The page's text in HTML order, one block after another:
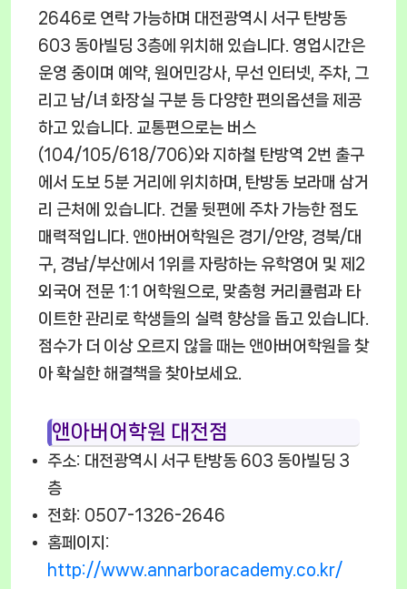
2646로 연락 가능하며 대전광역시 서구 탄방동
603 동아빌딩 3층에 위치해 있습니다. 영업시간은
운영 중이며 예약, 원어민강사, 무선 인터넷, 주차, 그
리고 남/녀 화장실 구분 등 다양한 편의옵션을 제공
하고 있습니다. 교통편으로는 버스
(104/105/618/706)와 지하철 탄방역 2번 출구
에서 도보 5분 거리에 위치하며, 탄방동 보라매 삼거
리 근처에 있습니다. 건물 뒷편에 주차 가능한 점도
매력적입니다. 앤아버어학원은 경기/안양, 경북/대
구, 경남/부산에서 1위를 자랑하는 유학영어 및 제2
외국어 전문 1:1 어학원으로, 맞춤형 커리큘럼과 타
이트한 관리로 학생들의 실력 향상을 돕고 있습니다.
점수가 더 이상 오르지 않을 때는 앤아버어학원을 찾
아 확실한 해결책을 찾아보세요.
앤아버어학원 대전점
주소: 대전광역시 서구 탄방동 603 동아빌딩 3
층
전화: 0507-1326-2646
홈페이지:
http://www.annarboracademy.co.kr/